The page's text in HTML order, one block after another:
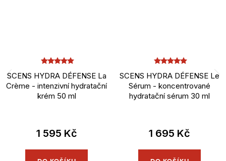
SCENS HYDRA DÉFENSE La
Crème - intenzivní hydratační
krém 50 ml
1 595 Kč
SCENS HYDRA DÉFENSE Le
Sérum - koncentrované
hydratační sérum 30 ml
1 695 Kč